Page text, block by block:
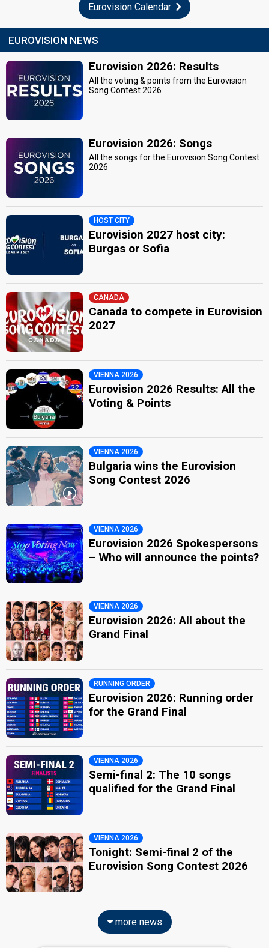
Eurovision Calendar
EUROVISION NEWS
Eurovision 2026: Results
All the voting & points from the Eurovision
Song Contest 2026
Eurovision 2026: Songs
All the songs for the Eurovision Song Contest
2026
HOST CITY
Eurovision 2027 host city:
Burgas or Sofia
CANADA
Canada to compete in Eurovision
2027
VIENNA 2026
Eurovision 2026 Results: All the
Voting & Points
VIENNA 2026
Bulgaria wins the Eurovision
Song Contest 2026
VIENNA 2026
Eurovision 2026 Spokespersons
– Who will announce the points?
VIENNA 2026
Eurovision 2026: All about the
Grand Final
RUNNING ORDER
Eurovision 2026: Running order
for the Grand Final
VIENNA 2026
Semi-final 2: The 10 songs
qualified for the Grand Final
VIENNA 2026
Tonight: Semi-final 2 of the
Eurovision Song Contest 2026
more news